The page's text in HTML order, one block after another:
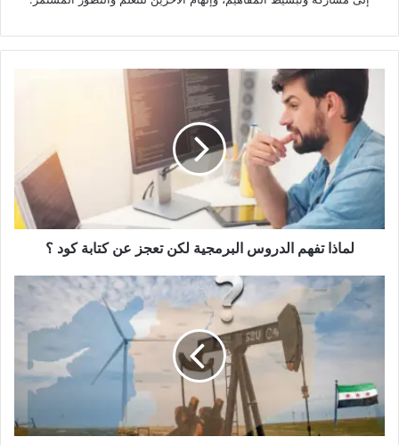
لماذا
تفهم
الدروس
البرمجية
لكن
تعجز
عن
كود
لماذا تفهم الدروس البرمجية لكن تعجز عن كتابة كود ؟
سوريا:
دولة
فقيرة
بالإمكانات؟